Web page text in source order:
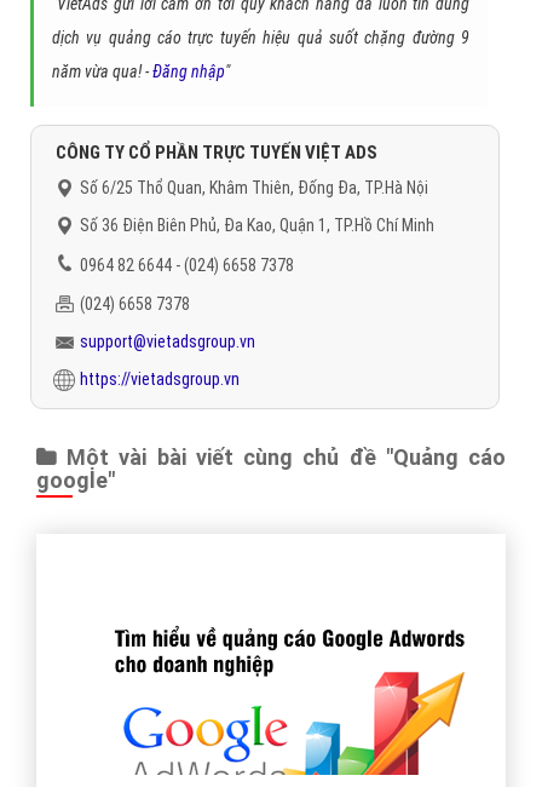
"VietAds gửi lời cảm ơn tới quý khách hàng đã luôn tin dùng
dịch vụ quảng cáo trực tuyến hiệu quả suốt chặng đường 9
năm vừa qua! -Đăng nhập"
CÔNG TY CỔ PHẦN TRỰC TUYẾN VIỆT ADS
Số 6/25 Thổ Quan, Khâm Thiên, Đống Đa, TP.Hà Nội
Số 36 Điện Biên Phủ, Đa Kao, Quận 1, TP.Hồ Chí Minh
0964 82 6644 - (024) 6658 7378
(024) 6658 7378
support@vietadsgroup.vn
https://vietadsgroup.vn
Một vài bài viết cùng chủ đề "Quảng cáo
google"